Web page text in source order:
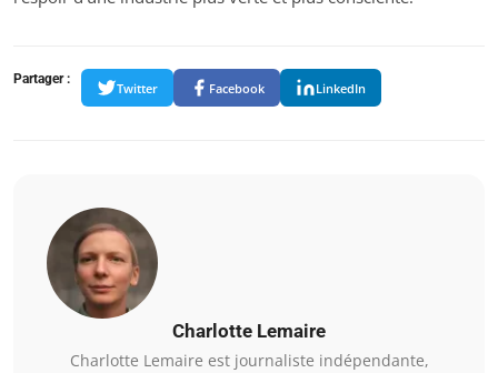
Partager :
Twitter Facebook LinkedIn
Charlotte Lemaire
Charlotte Lemaire est journaliste indépendante,